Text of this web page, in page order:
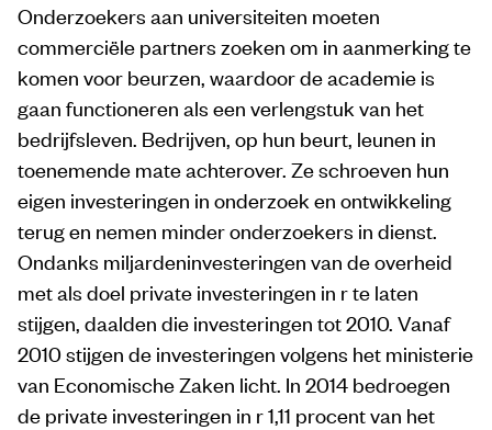
Onderzoekers aan universiteiten moeten
commerciële partners zoeken om in aanmerking te
komen voor beurzen, waardoor de academie is
gaan functioneren als een verlengstuk van het
bedrijfsleven. Bedrijven, op hun beurt, leunen in
toenemende mate achterover. Ze schroeven hun
eigen investeringen in onderzoek en ontwikkeling
terug en nemen minder onderzoekers in dienst.
Ondanks miljardeninvesteringen van de overheid
met als doel private investeringen in r te laten
stijgen, daalden die investeringen tot 2010. Vanaf
2010 stijgen de investeringen volgens het ministerie
van Economische Zaken licht. In 2014 bedroegen
de private investeringen in r 1,11 procent van het